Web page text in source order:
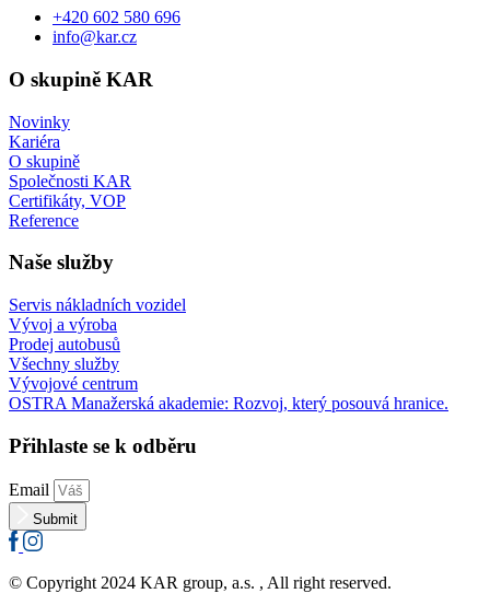
+420 602 580 696
info@kar.cz
O skupině KAR
Novinky
Kariéra
O skupině
Společnosti KAR
Certifikáty, VOP
Reference
Naše služby
Servis nákladních vozidel
Vývoj a výroba
Prodej autobusů
Všechny služby
Vývojové centrum
OSTRA Manažerská akademie: Rozvoj, který posouvá hranice.
Přihlaste se k odběru
Email
Submit
© Copyright 2024 KAR group, a.s. , All right reserved.